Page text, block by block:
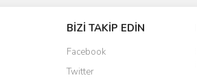
BİZİ TAKİP EDİN
Facebook
Twitter